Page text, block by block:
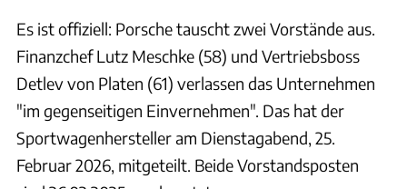
Es ist offiziell: Porsche tauscht zwei Vorstände aus.
Finanzchef Lutz Meschke (58) und Vertriebsboss
Detlev von Platen (61) verlassen das Unternehmen
"im gegenseitigen Einvernehmen". Das hat der
Sportwagenhersteller am Dienstagabend, 25.
Februar 2026, mitgeteilt. Beide Vorstandsposten